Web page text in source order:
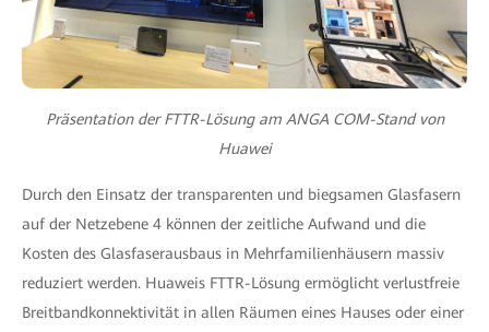
Präsentation der FTTR-Lösung am ANGA COM-Stand von
Huawei
Durch den Einsatz der transparenten und biegsamen Glasfasern
auf der Netzebene 4 können der zeitliche Aufwand und die
Kosten des Glasfaserausbaus in Mehrfamilienhäusern massiv
reduziert werden. Huaweis FTTR-Lösung ermöglicht verlustfreie
Breitbandkonnektivität in allen Räumen eines Hauses oder einer